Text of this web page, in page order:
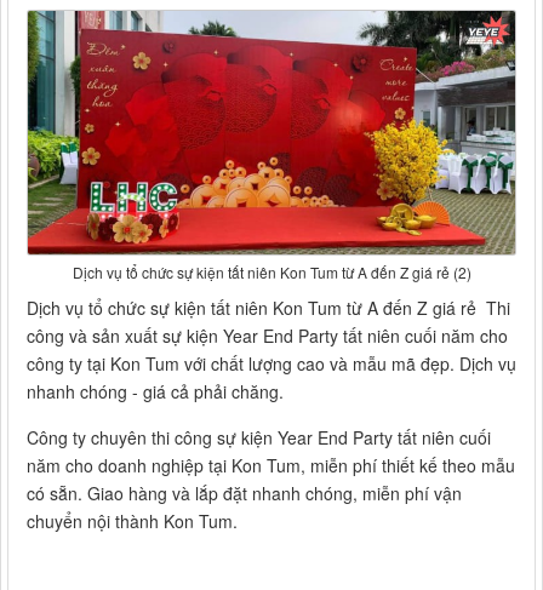
Dịch vụ tổ chức sự kiện tất niên Kon Tum từ A đến Z giá rẻ (2)
Dịch vụ tổ chức sự kiện tất niên Kon Tum từ A đến Z giá rẻ Thi
công và sản xuất sự kiện Year End Party tất niên cuối năm cho
công ty tại Kon Tum với chất lượng cao và mẫu mã đẹp. Dịch vụ
nhanh chóng - giá cả phải chăng.
Công ty chuyên thi công sự kiện Year End Party tất niên cuối
năm cho doanh nghiệp tại Kon Tum, miễn phí thiết kế theo mẫu
có sẵn. Giao hàng và lắp đặt nhanh chóng, miễn phí vận
chuyển nội thành Kon Tum.